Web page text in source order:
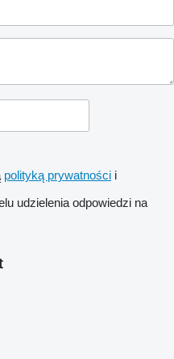
polityką prywatności i
udzielenia odpowiedzi na